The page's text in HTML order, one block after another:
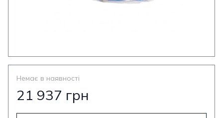
Немає в наявності
21 937 грн